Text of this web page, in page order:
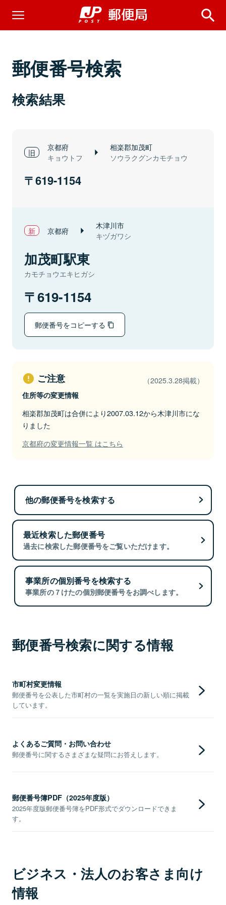
郵便番号検索
検索結果
京都府
キョウトフ
相楽郡加茂町
ソウラクグンカモチョウ
619-1154
京都府 木津川市
キヅガワシ
加茂町駅東
カモチョウエキヒガシ
619-1154
郵便番号をコピーする
ご注意 （2025.3.28掲載）
住所等の変更情報
相楽郡加茂町は合併により2007.03.12から木津川市にな
りました
京都府の変更情報一覧 はこちら
他の郵便番号を検索する
最近検索した郵便番号
過去に検索した郵便番号をご覧いただけます。
事業所の個別番号を検索する
事業所の７けたの個別郵便番号をお調べします。
郵便番号検索に関する情報
市町村変更情報
郵便番号を公表した市町村の一覧を実施日の新しい順に掲載
しています。
よくあるご質問・お問い合わせ
郵便番号に関するさまざまな疑問にお答えします。
郵便番号簿PDF（2025年度版）
2025年度版郵便番号簿をPDF形式でダウンロードできま
す。
ビジネス・法人のお客さま向け
情報